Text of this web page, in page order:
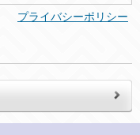
プライバシーポリシー